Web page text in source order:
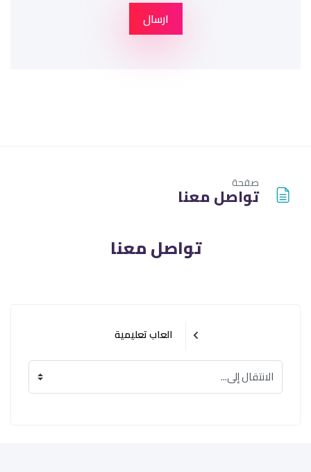
ارسال
صفحة
تواصل معنا
تواصل معنا
العاب تعليمية
الانتقال إلى...